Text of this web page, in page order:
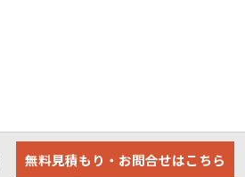
無料見積もり・お問合せはこちら